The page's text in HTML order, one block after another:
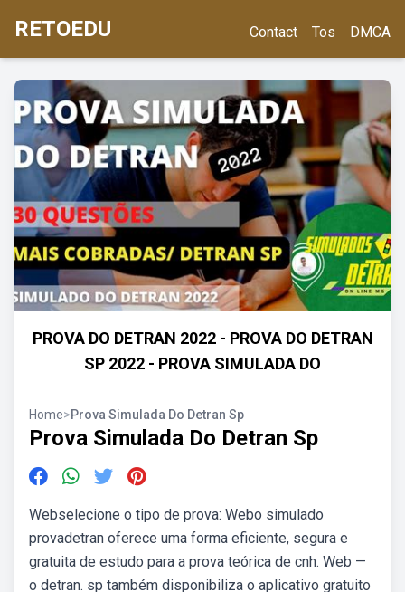
RETOEDU Contact Tos DMCA
PROVA DO DETRAN 2022 - PROVA DO DETRAN
SP 2022 - PROVA SIMULADA DO
Home>Prova Simulada Do Detran Sp
Prova Simulada Do Detran Sp
Webselecione o tipo de prova: Webo simulado
provadetran oferece uma forma eficiente, segura e
gratuita de estudo para a prova teórica de cnh. Web —
o detran. sp também disponibiliza o aplicativo gratuito